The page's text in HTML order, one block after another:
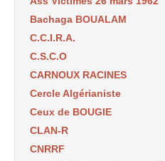
Bachaga BOUALAM
C.C.I.R.A.
C.S.C.O
CARNOUX RACINES
Cercle Algérianiste
Ceux de BOUGIE
CLAN-R
CNRRF